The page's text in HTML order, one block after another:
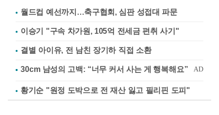
월드컵 예선까지…축구협회, 심판 성접대 파문
이승기 "구속 차가원, 105억 전세금 편취 사기"
결별 아이유, 전 남친 장기하 직접 소환
황기순 "원정 도박으로 전 재산 잃고 필리핀 도피"